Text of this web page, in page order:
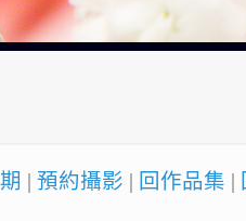
預約攝影 回作品集